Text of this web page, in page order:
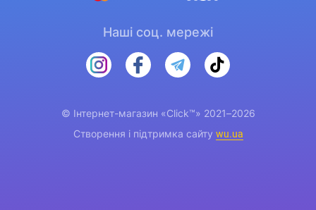
Наші соц. мережі
© Інтернет-магазин «Click™» 2021–2026
Створення і підтримка сайту wu.ua